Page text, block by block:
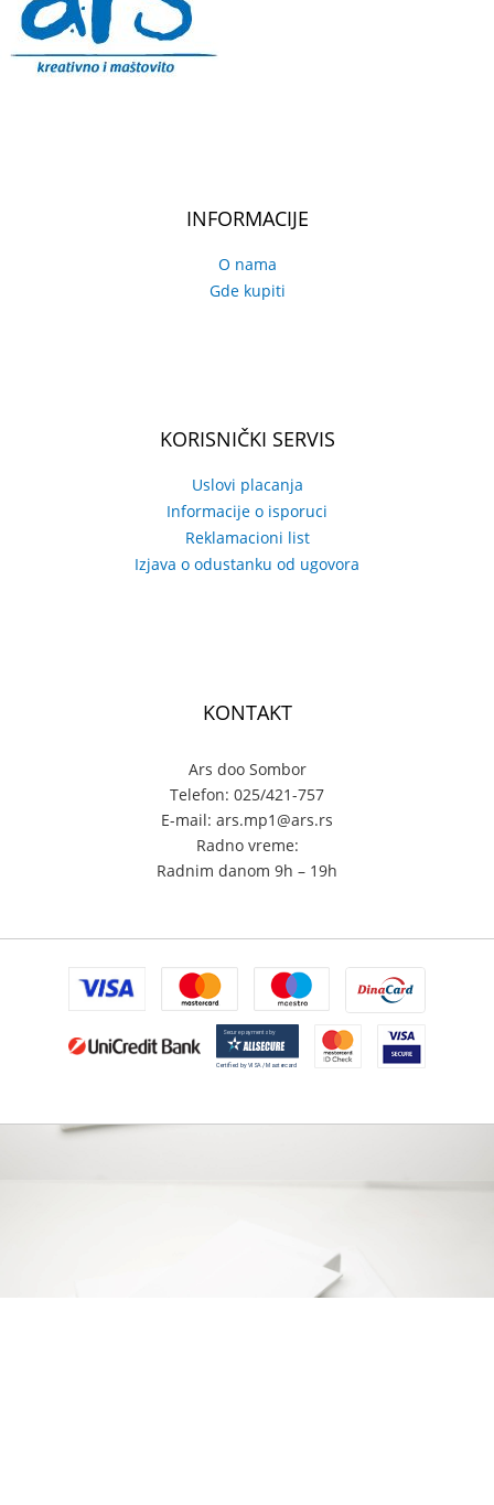
INFORMACIJE
O nama
Gde kupiti
KORISNIČKI SERVIS
Uslovi placanja
Informacije o isporuci
Reklamacioni list
Izjava o odustanku od ugovora
KONTAKT
Ars doo Sombor
Telefon: 025/421-757
E-mail: ars.mp1@ars.rs
Radno vreme:
Radnim danom 9h – 19h